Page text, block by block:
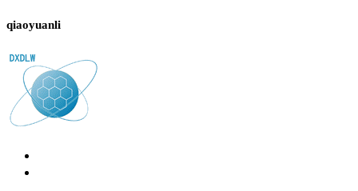
qiaoyuanli